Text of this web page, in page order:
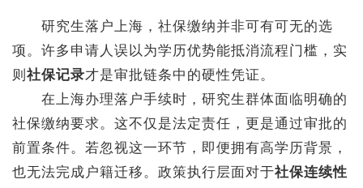
研究生落户上海，社保缴纳并非可有可无的选
项。许多申请人误以为学历优势能抵消流程门槛，实
则 社保记录才是审批链条中的硬性凭证。
在上海办理落户手续时，研究生群体面临明确的
社保缴纳要求。这不仅是法定责任，更是通过审批的
前置条件。若忽视这一环节，即便拥有高学历背景，
也无法完成户籍迁移。政策执行层面对于社保连续性